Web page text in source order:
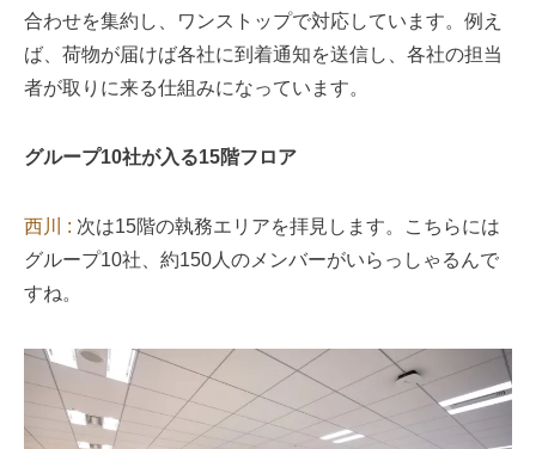
合わせを集約し、ワンストップで対応しています。例え
ば、荷物が届けば各社に到着通知を送信し、各社の担当
者が取りに来る仕組みになっています。
グループ10社が入る15階フロア
西川 : 次は15階の執務エリアを拝見します。こちらには
グループ10社、約150人のメンバーがいらっしゃるんで
すね。